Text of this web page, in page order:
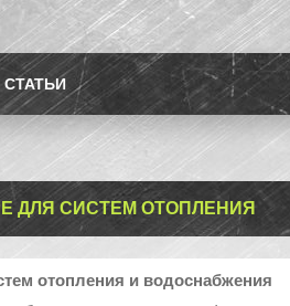
СТАТЬИ
ДЛЯ СИСТЕМ ОТОПЛЕНИЯ
отопления и водоснабжения